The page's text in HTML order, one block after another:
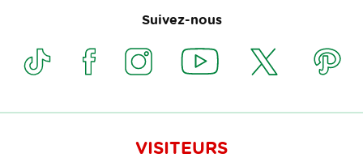
Suivez-nous
VISITEURS